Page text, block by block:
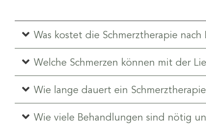
Was kostet die Schmerztherapie nach
Welche Schmerzen können mit der
Wie lange dauert ein
Wie viele Behandlungen sind nötig